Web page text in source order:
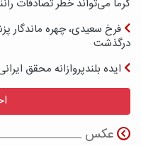
گرما می‌تواند خطر تصادفات
فرخ سعیدی، چهره ماندگار
درگذشت
ایده بلندپروازانه محقق
عکس